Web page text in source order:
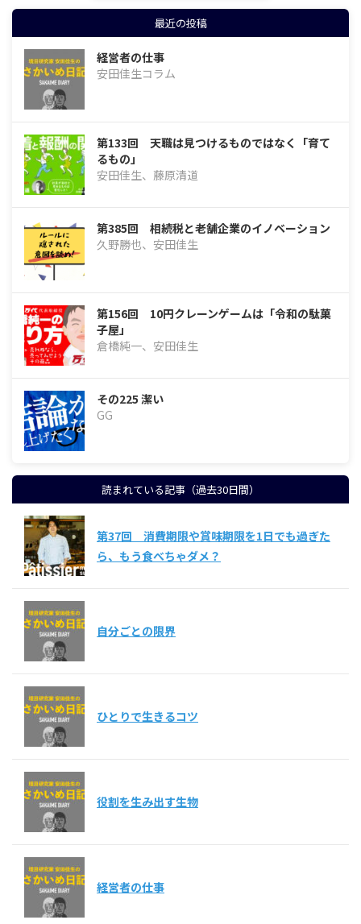
最近の投稿
経営者の仕事
安田佳生コラム
第133回 天職は見つけるものではなく「育て
るもの」
安田佳生、藤原清道
第385回 相続税と老舗企業のイノベーション
久野勝也、安田佳生
第156回 10円クレーンゲームは「令和の駄菓
子屋」
倉橋純一、安田佳生
その225 潔い
GG
読まれている記事（過去30日間）
第37回 消費期限や賞味期限を1日でも過ぎた
ら、もう食べちゃダメ？
自分ごとの限界
ひとりで生きるコツ
役割を生み出す生物
経営者の仕事